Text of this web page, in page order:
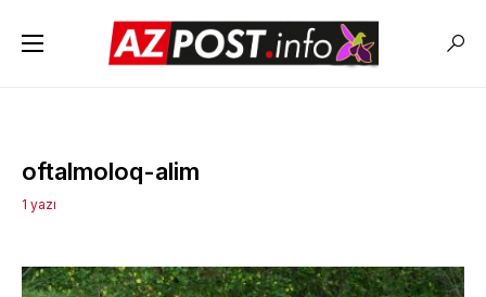
oftalmoloq-alim
1 yazı